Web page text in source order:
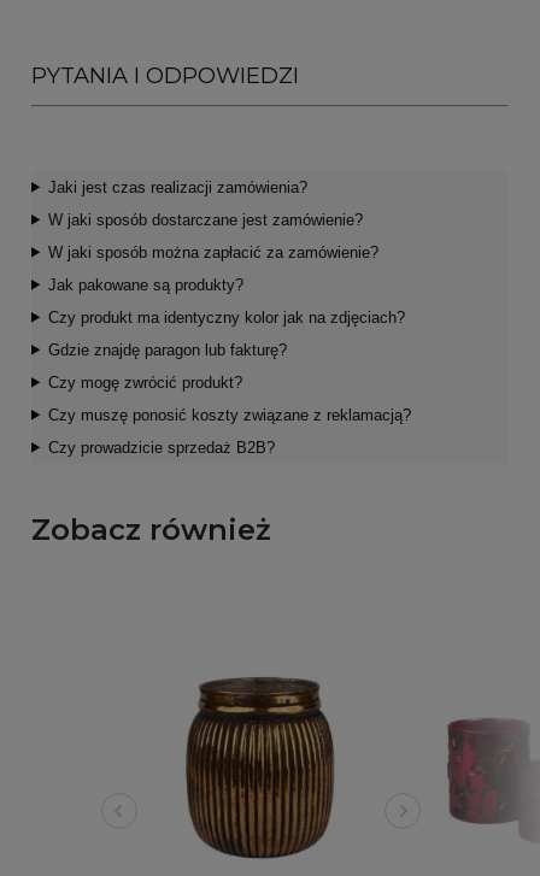
PYTANIA I ODPOWIEDZI
Jaki jest czas realizacji zamówienia?
W jaki sposób dostarczane jest zamówienie?
W jaki sposób można zapłacić za zamówienie?
Jak pakowane są produkty?
Czy produkt ma identyczny kolor jak na zdjęciach?
Gdzie znajdę paragon lub fakturę?
Czy mogę zwrócić produkt?
Czy muszę ponosić koszty związane z reklamacją?
Czy prowadzicie sprzedaż B2B?
Zobacz również